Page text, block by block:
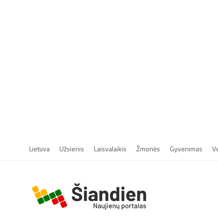
Lietuva Užsienis Laisvalaikis Žmonės Gyvenimas
r